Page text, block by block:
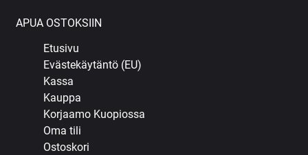
APUA OSTOKSIIN
Etusivu
Evästekäytäntö (EU)
Kassa
Kauppa
Korjaamo Kuopiossa
Oma tili
Ostoskori